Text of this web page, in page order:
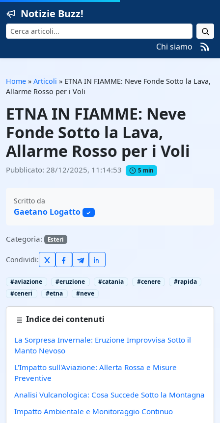
Notizie Buzz!
Cerca
Chi siamo
Home » Articoli » ETNA IN FIAMME: Neve Fonde Sotto la Lava,
Allarme Rosso per i Voli
ETNA IN FIAMME: Neve
Fonde Sotto la Lava,
Allarme Rosso per i Voli
Pubblicato: 28/12/2025, 11:14:53 5 min
Scritto da
Gaetano Logatto ✓
Categoria: Esteri
Condividi:
#aviazione #eruzione #catania #cenere
#rapida
#ceneri
#etna #neve
Indice dei contenuti
La Sorpresa Invernale: Eruzione Improvvisa Sotto il
Manto Nevoso
L'Impatto sull'Aviazione: Allerta Rossa e Misure
Preventive
Analisi Vulcanologica: Cosa Succede Sotto la Montagna
Impatto Ambientale e Monitoraggio Continuo